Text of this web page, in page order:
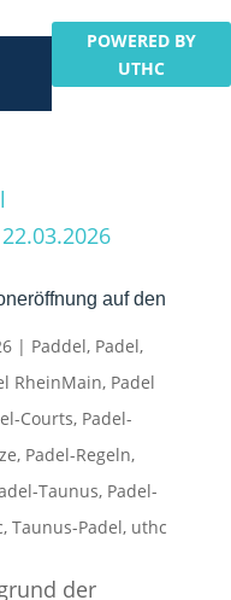
POWERED BY
UTHC
auf den
| Paddel, Padel,
RheinMain, Padel
Courts, Padel-
, Padel-Regeln,
Taunus, Padel-
, Taunus-Padel, uthc
der